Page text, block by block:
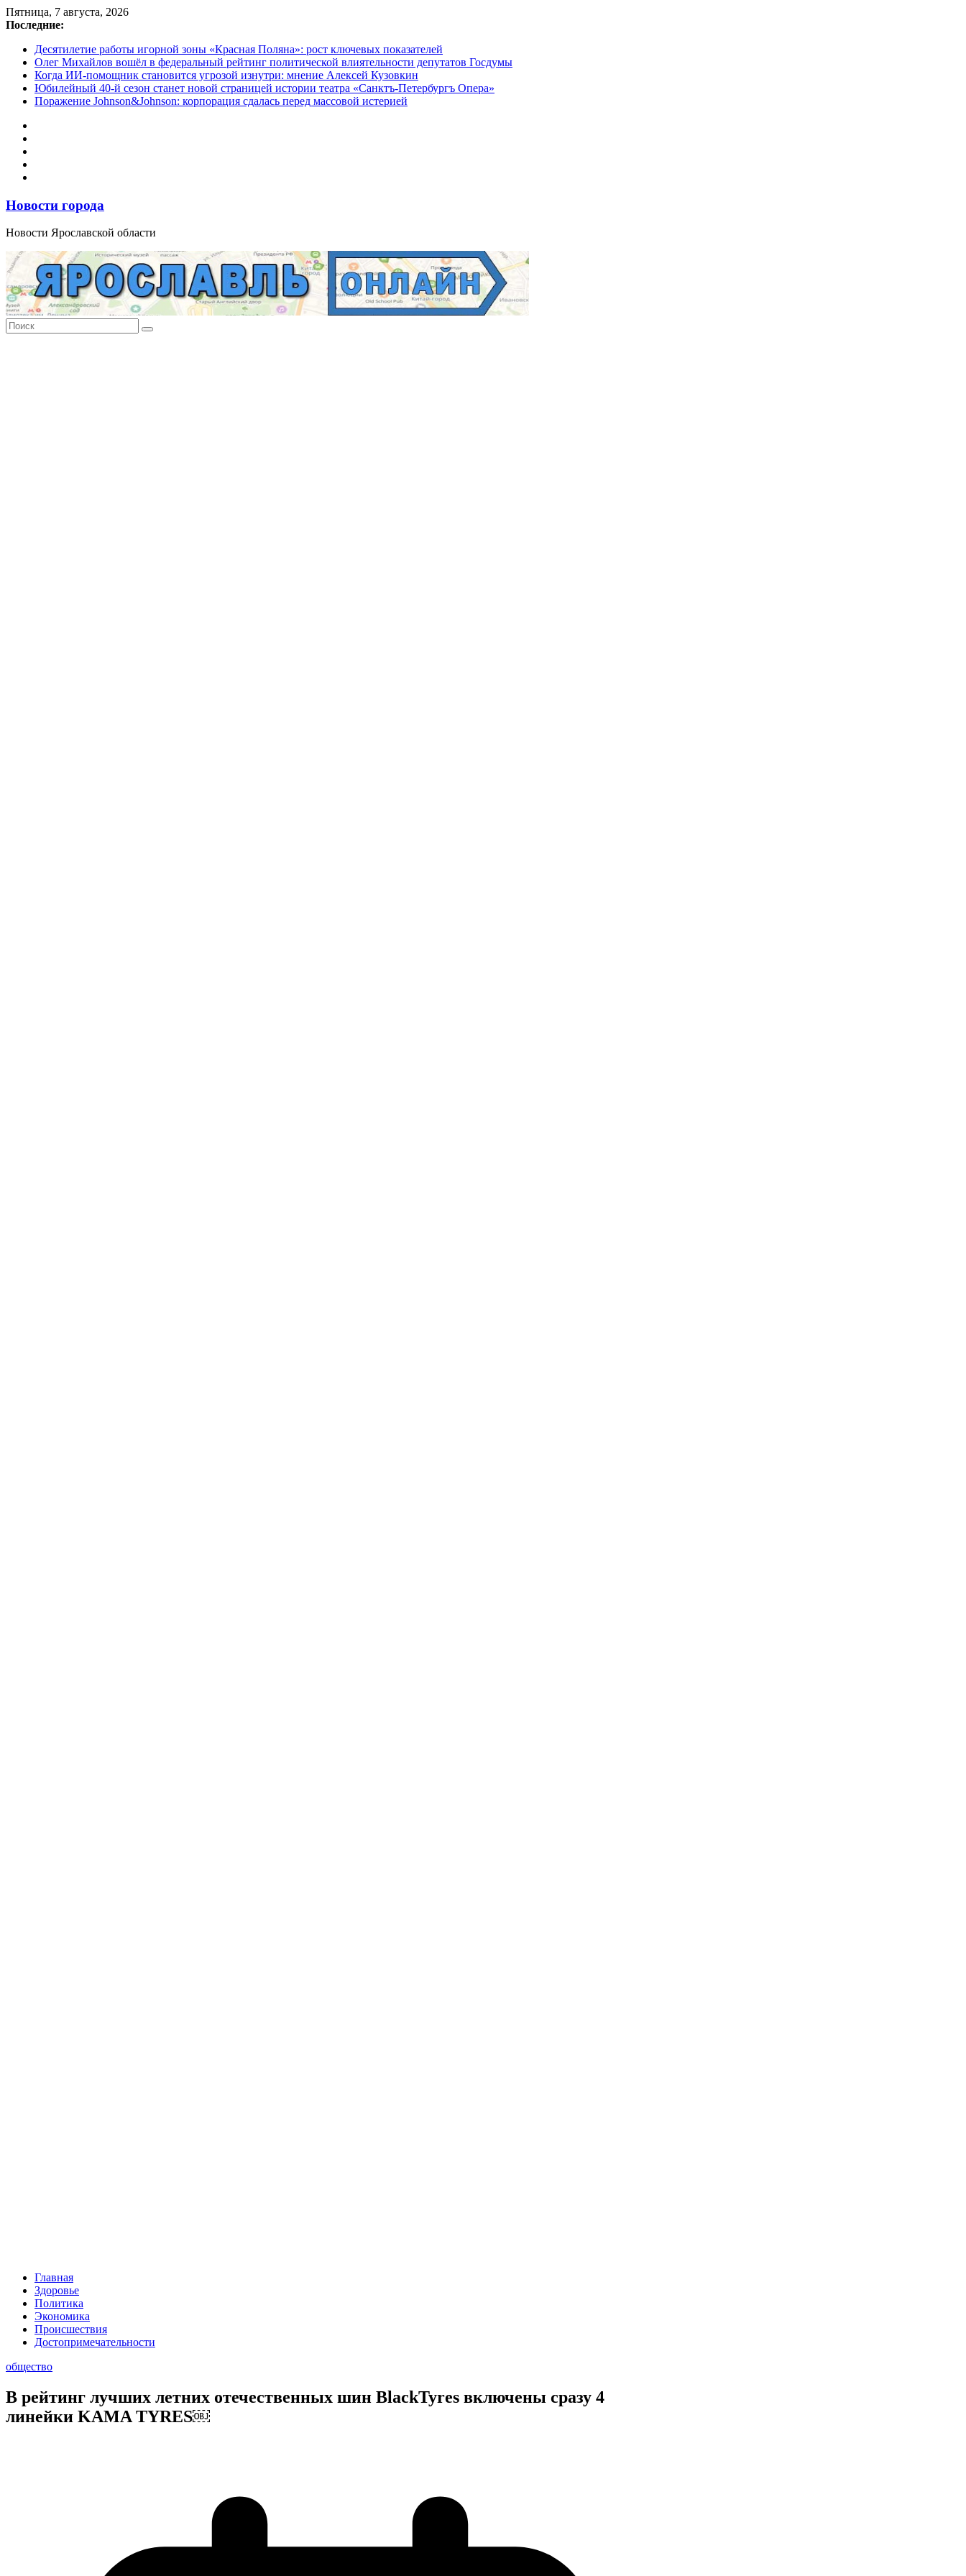
Перейти
к
Пятница, 7 августа, 2026
Последние:
Десятилетие работы игорной зоны «Красная Поляна»: рост ключевых показателей
Олег Михайлов вошёл в федеральный рейтинг политической влиятельности депутатов Госдумы
Когда ИИ-помощник становится угрозой изнутри: мнение Алексей Кузовкин
Юбилейный 40-й сезон станет новой страницей истории театра «Санктъ-Петербургъ Опера»
Поражение Johnson&Johnson: корпорация сдалась перед массовой истерией
Новости города
Новости Ярославской области
Главная
Здоровье
Политика
Экономика
Происшествия
Достопримечательности
общество
В рейтинг лучших летних отечественных шин BlackTyres включены сразу 4
линейки KAMA TYRES￼